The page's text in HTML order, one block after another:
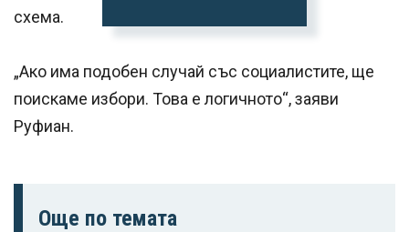
схема.
„Ако има подобен случай със социалистите, ще
поискаме избори. Това е логичното“, заяви
Руфиан.
Още по темата